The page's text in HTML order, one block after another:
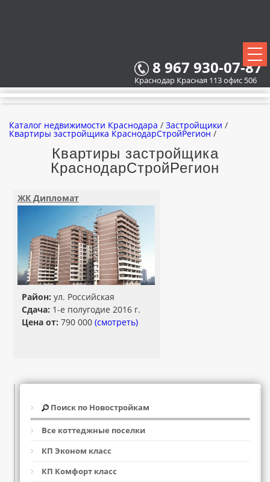
8 967 930-07-87
Краснодар Красная 113 офис 506
ВСЕ НОВОСТРОЙКИ
ЗАСТРОЙЩИКИ
ВСЕ КОТТЕДЖНЫЕ ПОСЕЛКИ
Каталог недвижимости Краснодара / Застройщики /
Квартиры застройщика КраснодарСтройРегион /
Квартиры застройщика
КраснодарСтройРегион
ЖК Дипломат
Район: ул. Российская
Сдача: 1-е полугодие 2016 г.
Цена от: 790 000 (смотреть)
Поиск по Новостройкам
Все коттеджные поселки
КП Эконом класс
КП Комфорт класс